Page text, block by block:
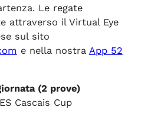
Le regate
attraverso il Virtual Eye
sul sito
e nella nostra App 52
(2 prove)
Cascais Cup